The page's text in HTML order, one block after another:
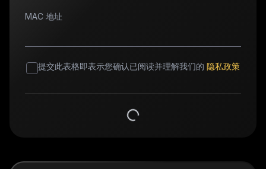
MAC 地址
提交此表格即表示您确认已阅读并理解我们的 隐私政策